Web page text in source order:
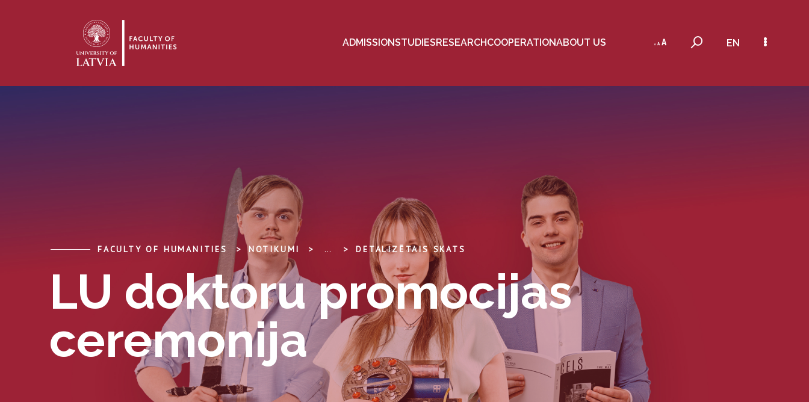
ADMISSIONSTUDIESRESEARCHCOOPERATIONABOUT US EN
FACULTY OF HUMANITIES NOTIKUMI ... DETALIZĒTAIS SKATS
LU doktoru promocijas
ceremonija